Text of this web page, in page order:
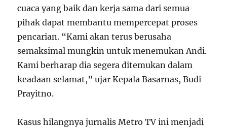
cuaca yang baik dan kerja sama dari semua
pihak dapat membantu mempercepat proses
pencarian. “Kami akan terus berusaha
semaksimal mungkin untuk menemukan Andi.
Kami berharap dia segera ditemukan dalam
keadaan selamat,” ujar Kepala Basarnas, Budi
Prayitno.
Kasus hilangnya jurnalis Metro TV ini menjadi